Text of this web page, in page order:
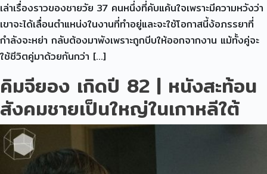
เล่าเรื่องราวของชายวัย 37 คนหนึ่งที่คับแค้นใจเพราะมีความหวังว่า
เขาจะได้เลื่อนตำแหน่งในงานที่ทำอยู่และจะใช้โอกาสนี้ง้อภรรยาที่
กำลังจะหย่า กลับต้องมาพังเพราะถูกบีบให้ออกจากงาน แม้ทั้งคู่จะ
ใช้ชีวิตคู่มาด้วยกันกว่า […]
คิมจียอง เกิดปี 82 | หนังสะท้อน
สังคมชายเป็นใหญ่ในเกาหลีใต้